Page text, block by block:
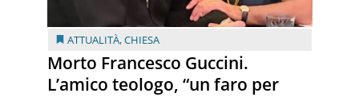
ATTUALITÀ,CHIESA
Morto Francesco Guccini.
L’amico teologo, “un faro per